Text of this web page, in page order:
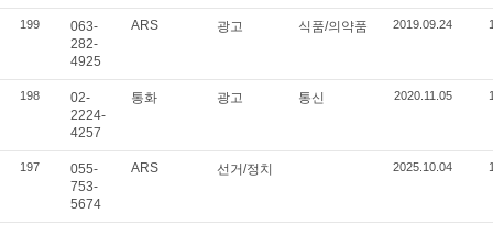
199
063-
282-
4925
ARS 광고 식품/의약품 2019.09.24
198
02-
2224-
4257
통화 광고 통신 2020.11.05
197
055-
753-
5674
ARS 선거/정치 2025.10.04